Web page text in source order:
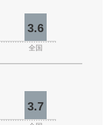
3.6
全国
3.7